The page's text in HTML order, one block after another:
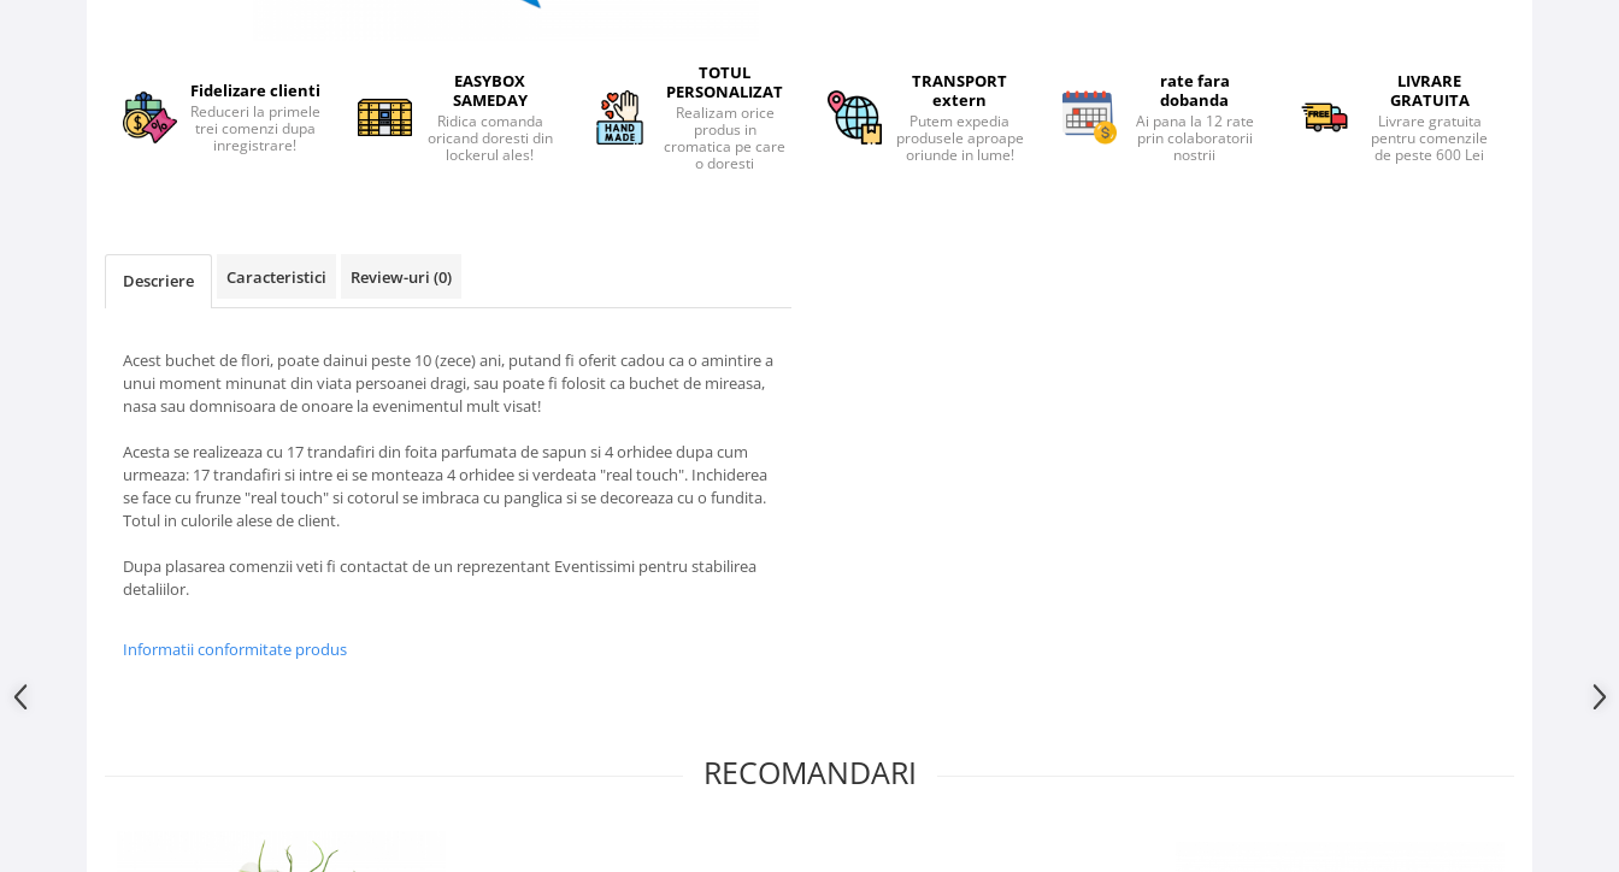
Fidelizare clienti
Reduceri la primele
trei comenzi dupa
inregistrare!
EASYBOX
SAMEDAY
Ridica comanda
oricand doresti din
lockerul ales!
TOTUL
PERSONALIZAT
Realizam orice
produs in
cromatica pe care
o doresti
TRANSPORT
extern
Putem expedia
produsele aproape
oriunde in lume!
rate fara
dobanda
Ai pana la 12 rate
prin colaboratorii
nostrii
LIVRARE
GRATUITA
Livrare gratuita
pentru comenzile
de peste 600 Lei
Descriere Caracteristici Review-uri (0)
Acest buchet de flori, poate dainui peste 10 (zece) ani, putand fi oferit cadou ca o amintire a
unui moment minunat din viata persoanei dragi, sau poate fi folosit ca buchet de mireasa,
nasa sau domnisoara de onoare la evenimentul mult visat!
Acesta se realizeaza cu 17 trandafiri din foita parfumata de sapun si 4 orhidee dupa cum
urmeaza: 17 trandafiri si intre ei se monteaza 4 orhidee si verdeata "real touch". Inchiderea
se face cu frunze "real touch" si cotorul se imbraca cu panglica si se decoreaza cu o fundita.
Totul in culorile alese de client.
Dupa plasarea comenzii veti fi contactat de un reprezentant Eventissimi pentru stabilirea
detaliilor.
Informatii conformitate produs
RECOMANDARI